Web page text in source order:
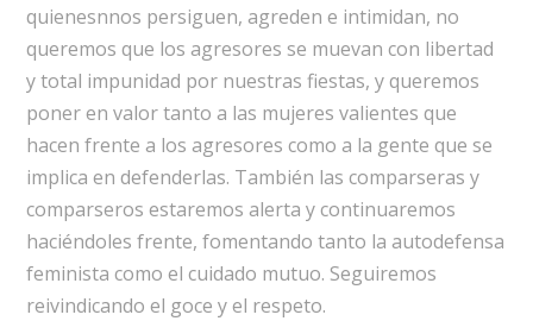
quienesnnos persiguen, agreden e intimidan, no
queremos que los agresores se muevan con libertad
y total impunidad por nuestras fiestas, y queremos
poner en valor tanto a las mujeres valientes que
hacen frente a los agresores como a la gente que se
implica en defenderlas. También las comparseras y
comparseros estaremos alerta y continuaremos
haciéndoles frente, fomentando tanto la autodefensa
feminista como el cuidado mutuo. Seguiremos
reivindicando el goce y el respeto.